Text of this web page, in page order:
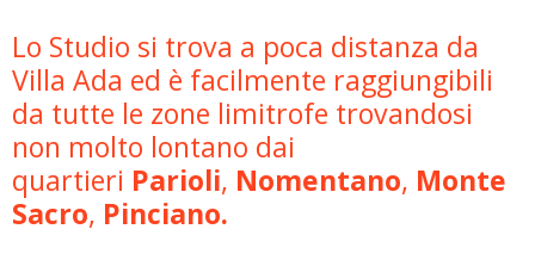
Lo Studio si trova a poca distanza da
Villa Ada ed è facilmente raggiungibili
da tutte le zone limitrofe trovandosi
non molto lontano dai
quartieri Parioli, Nomentano, Monte
Sacro, Pinciano.